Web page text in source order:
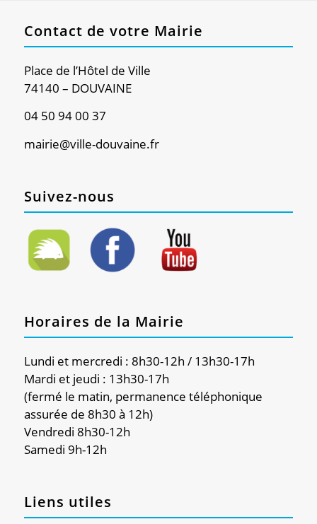
Contact de votre Mairie
Place de l’Hôtel de Ville
74140 – DOUVAINE
04 50 94 00 37
mairie@ville-douvaine.fr
Suivez-nous
Horaires de la Mairie
Lundi et mercredi : 8h30-12h / 13h30-17h
Mardi et jeudi : 13h30-17h
(fermé le matin, permanence téléphonique
assurée de 8h30 à 12h)
Vendredi 8h30-12h
Samedi 9h-12h
Liens utiles